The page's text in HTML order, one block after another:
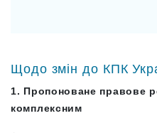
Щодо змін до КПК
1. Пропоноване правове
комплексним